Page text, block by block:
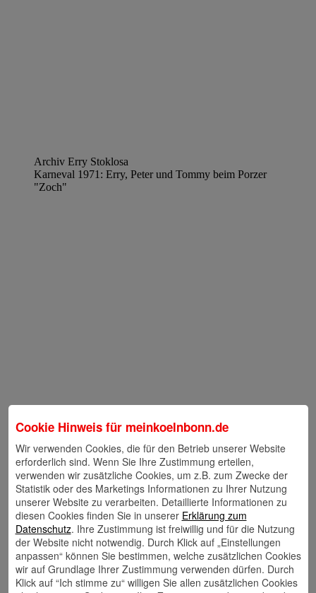
Archiv Erry Stoklosa
Karneval 1971: Erry, Peter und Tommy beim Porzer
"Zoch"
Cookie Hinweis für meinkoelnbonn.de
Wir verwenden Cookies, die für den Betrieb unserer Website
erforderlich sind. Wenn Sie Ihre Zustimmung erteilen,
verwenden wir zusätzliche Cookies, um z.B. zum Zwecke der
Statistik oder des Marketings Informationen zu Ihrer Nutzung
unserer Website zu verarbeiten. Detaillierte Informationen zu
diesen Cookies finden Sie in unserer Erklärung zum
Datenschutz. Ihre Zustimmung ist freiwillig und für die Nutzung
der Website nicht notwendig. Durch Klick auf „Einstellungen
anpassen“ können Sie bestimmen, welche zusätzlichen Cookies
wir auf Grundlage Ihrer Zustimmung verwenden dürfen. Durch
Klick auf “Ich stimme zu“ willigen Sie allen zusätzlichen Cookies